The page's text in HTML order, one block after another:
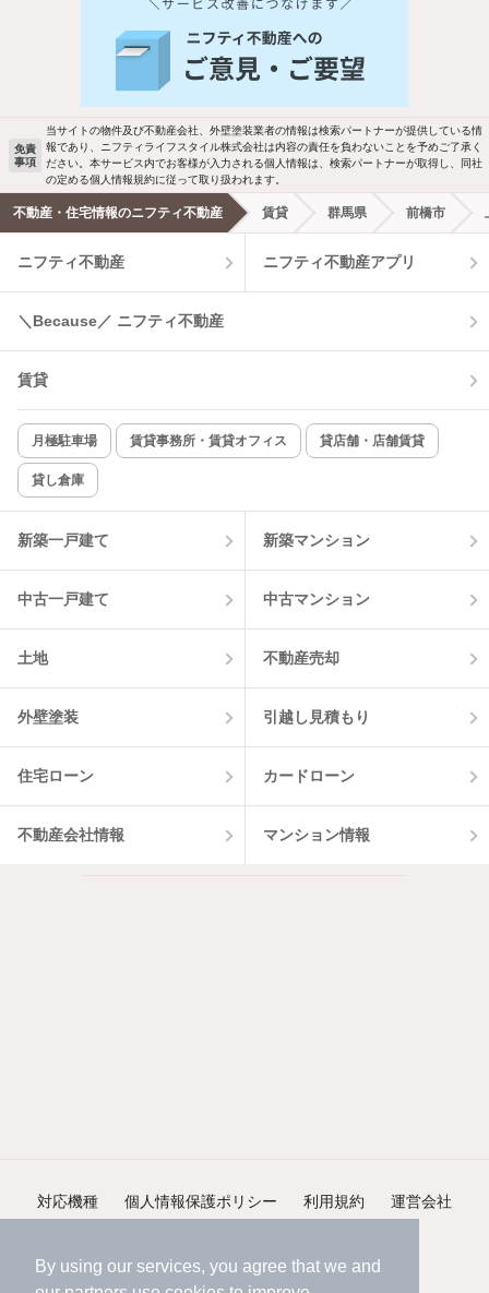
By using our services, you agree that we and
バス・トイレ別 2階以上
洗濯機置場あり 独立洗面台
エアコンあり 都市ガス
温水洗浄便座 オートロック
コンロ2口以上
新着のみ インターネット無料
該当件数:
物件一覧に反映
免責
事項
当サイトの物件及び不動産会社、外壁塗装業者の情報は検索パートナーが提供している情
報であり、ニフティライフスタイル株式会社は内容の責任を負わないことを予めご了承く
ださい。本サービス内でお客様が入力される個人情報は、検索パートナーが取得し、同社
の定める個人情報規約に従って取り扱われます。
不動産・住宅情報のニフティ不動産 賃貸 群馬県 前橋市
ニフティ不動産 ニフティ不動産アプリ
＼Because／ ニフティ不動産
賃貸
月極駐車場 賃貸事務所・賃貸オフィス 貸店舗・店舗賃貸
貸し倉庫
新築一戸建て 新築マンション
中古一戸建て 中古マンション
土地 不動産売却
外壁塗装 引越し見積もり
住宅ローン カードローン
不動産会社情報 マンション情報
対応機種 個人情報保護ポリシー 利用規約 運営会社